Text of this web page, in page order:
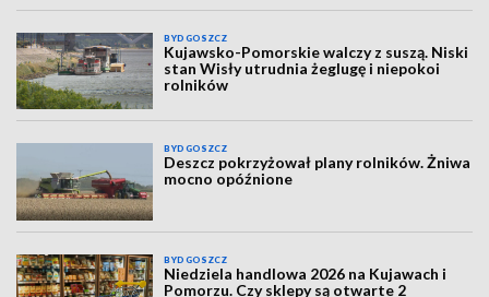
BYDGOSZCZ
Kujawsko-Pomorskie walczy z suszą. Niski
stan Wisły utrudnia żeglugę i niepokoi
rolników
BYDGOSZCZ
Deszcz pokrzyżował plany rolników. Żniwa
mocno opóźnione
BYDGOSZCZ
Niedziela handlowa 2026 na Kujawach i
Pomorzu. Czy sklepy są otwarte 2